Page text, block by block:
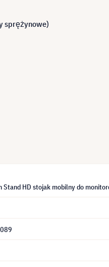
sprężynowe)
Stand HD stojak mobilny do